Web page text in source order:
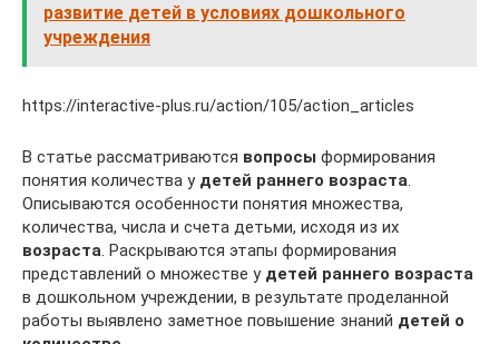
развитие детей в условиях дошкольного
учреждения
https://interactive-plus.ru/action/105/action_articles
В статье рассматриваются вопросы формирования
понятия количества у детей раннего возраста.
Описываются особенности понятия множества,
количества, числа и счета детьми, исходя из их
возраста. Раскрываются этапы формирования
представлений о множестве у детей раннего возраста
в дошкольном учреждении, в результате проделанной
работы выявлено заметное повышение знаний детей о